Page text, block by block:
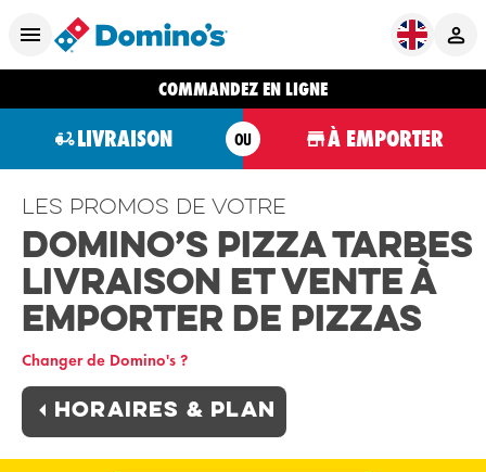
COMMANDEZ EN LIGNE
LIVRAISON OU À EMPORTER
Les promos de votre
Domino’s Pizza Tarbes
Livraison et Vente à
Emporter de Pizzas
Changer de Domino's ?
Horaires & plan